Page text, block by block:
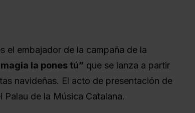
el embajador de la campaña de la
magia la pones tú” que se lanza a partir
navideñas. El acto de presentación de
Palau de la Música Catalana.